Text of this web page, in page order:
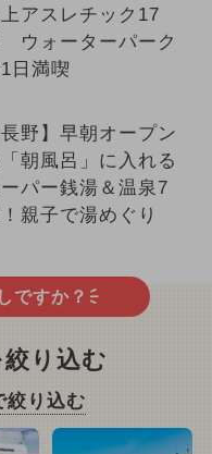
アスレチック17
ウォーターパーク
日満喫
長野】早朝オープン
朝風呂」に入れる
パー銭湯＆温泉7
親子で湯めぐり
ですか？
り込む
絞り込む